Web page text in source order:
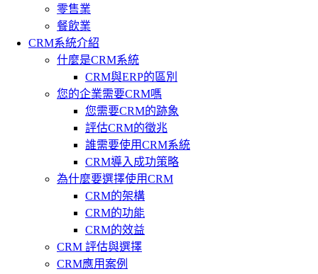
零售業
餐飲業
CRM系統介紹
什麼是CRM系統
CRM與ERP的區別
您的企業需要CRM嗎
您需要CRM的跡象
評估CRM的徵兆
誰需要使用CRM系統
CRM導入成功策略
為什麼要選擇使用CRM
CRM的架構
CRM的功能
CRM的效益
CRM 評估與選擇
CRM應用案例